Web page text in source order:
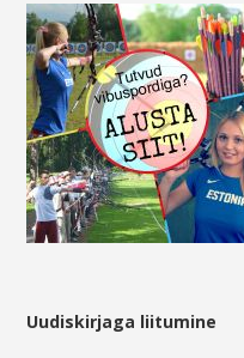
Uudiskirjaga liitumine